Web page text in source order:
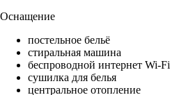
Оснащение
постельное бельё
стиральная машина
беспроводной интернет Wi-Fi
сушилка для белья
центральное отопление